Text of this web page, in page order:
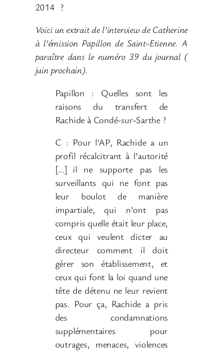
2014 ?
Voici un extrait de l’interview de Catherine
à l’émission Papillon de Saint-Etienne. A
paraître dans le numéro 39 du journal (
juin prochain).
Papillon : Quelles sont les
raisons du transfert de
Rachide à Condé-sur-Sarthe ?
C : Pour l’AP, Rachide a un
profil récalcitrant à l’autorité
[…] il ne supporte pas les
surveillants qui ne font pas
leur boulot de manière
impartiale, qui n’ont pas
compris quelle était leur place,
ceux qui veulent dicter au
directeur comment il doit
gérer son établissement, et
ceux qui font la loi quand une
tête de détenu ne leur revient
pas. Pour ça, Rachide a pris
des condamnations
supplémentaires pour
outrages, menaces, violences